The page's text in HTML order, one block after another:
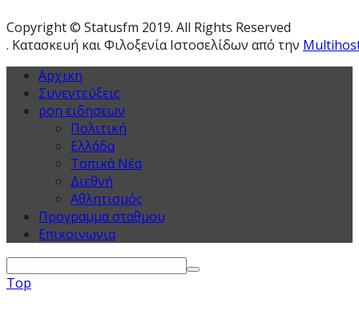
Copyright © Statusfm 2019. All Rights Reserved
. Κατασκευή και Φιλοξενία Ιστοσελίδων από την
Αρχικη
Συνεντεύξεις
ροη ειδησεων
Πολιτική
Ελλάδα
Τοπικά Νέα
Διεθνή
Αθλητισμός
Προγραμμα σταθμου
Επικοινωνια
Top